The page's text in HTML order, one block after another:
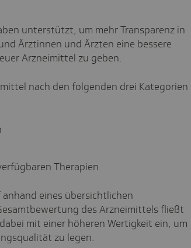
unterstützt, um mehr Transparenz in
Ärztinnen und Ärzten eine bessere
Arzneimittel zu geben.
nach den folgenden drei Kategorien
Therapien
eines übersichtlichen
des Arzneimittels fließt
mit einer höheren Wertigkeit ein, um
zu legen.